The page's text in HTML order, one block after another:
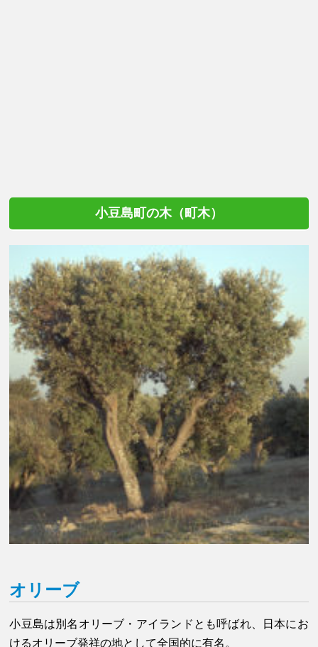
小豆島町の木（町木）
オリーブ
小豆島は別名オリーブ・アイランドとも呼ばれ、日本にお
けるオリーブ発祥の地として全国的に有名。